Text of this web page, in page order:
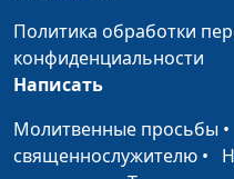
Библейский словарь:
Библейский словарь:
Библейский словарь:
Библейский словарь:
Политика обработки
конфиденциальности
Написать
Молитвенные просьбы •
священнослужителю •